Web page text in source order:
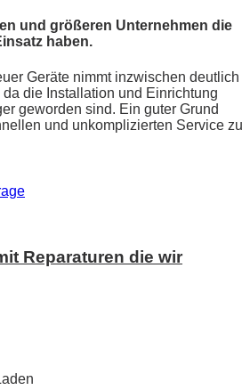
und größeren Unternehmen die
haben.
Geräte nimmt inzwischen deutlich
die Installation und Einrichtung
geworden sind. Ein guter Grund
und unkomplizierten Service zu
Reparaturen die wir